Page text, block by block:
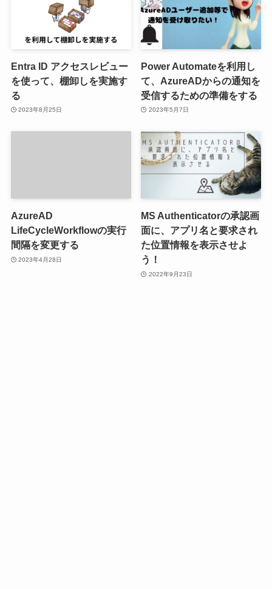
Entra ID アクセスレビュー
を使って、棚卸しを実施す
る
2023年8月25日
Power Automateを利用し
て、AzureADからの通知を
受信するための準備をする
2023年5月7日
AzureAD
LifeCycleWorkflowの実行
間隔を変更する
2023年4月28日
MS Authenticatorの承認画
面に、アプリ名と要求され
た位置情報を表示させよ
う！
2022年9月23日